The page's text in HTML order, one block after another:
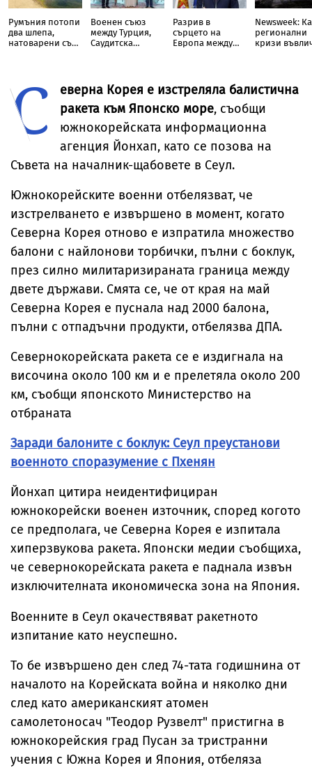
Румъния потопи
два шлепа,
натоварени със
Военен съюз
между Турция,
Саудитска
Разрив в
сърцето на
Европа между
Newsweek:
регионални
кризи
С
еверна Корея е изстреляла балистична
ракета към Японско море, съобщи
южнокорейската информационна
агенция Йонхап, като се позова на
Съвета на началник-щабовете в Сеул.
Южнокорейските военни отбелязват, че
изстрелването е извършено в момент, когато
Северна Корея отново е изпратила множество
балони с найлонови торбички, пълни с боклук,
през силно милитаризираната граница между
двете държави. Смята се, че от края на май
Северна Корея е пуснала над 2000 балона,
пълни с отпадъчни продукти, отбелязва ДПА.
Севернокорейската ракета се е издигнала на
височина около 100 км и е прелетяла около 200
км, съобщи японското Министерство на
отбраната
Заради балоните с боклук: Сеул преустанови
военното споразумение с Пхенян
Йонхап цитира неидентифициран
южнокорейски военен източник, според когото
се предполага, че Северна Корея е изпитала
хиперзвукова ракета. Японски медии съобщиха,
че севернокорейската ракета е паднала извън
изключителната икономическа зона на Япония.
Военните в Сеул окачествяват ракетното
изпитание като неуспешно.
То бе извършено ден след 74-тата годишнина от
началото на Корейската война и няколко дни
след като американският атомен
самолетоносач "Теодор Рузвелт" пристигна в
южнокорейския град Пусан за тристранни
учения с Южна Корея и Япония, отбеляза